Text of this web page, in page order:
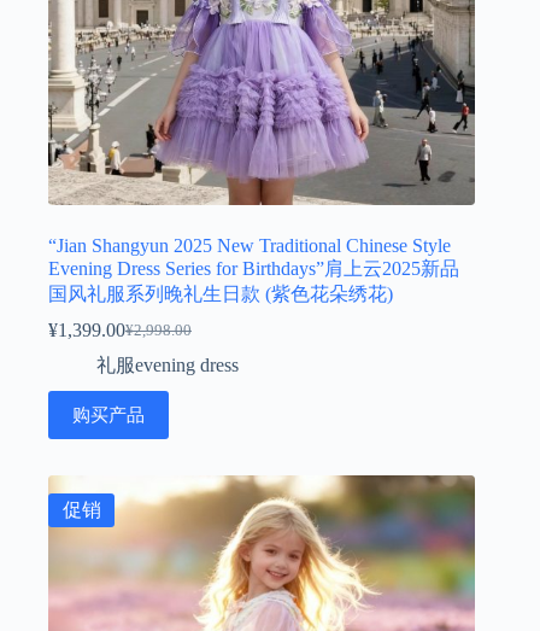
“Jian Shangyun 2025 New Traditional Chinese Style
Evening Dress Series for Birthdays”肩上云2025新品
国风礼服系列晚礼生日款 (紫色花朵绣花)
¥2,998.00
原
价
为：
¥2,998.00。
¥1,399.00当
前
价
格
为：
礼服evening dress
购买产品
促销